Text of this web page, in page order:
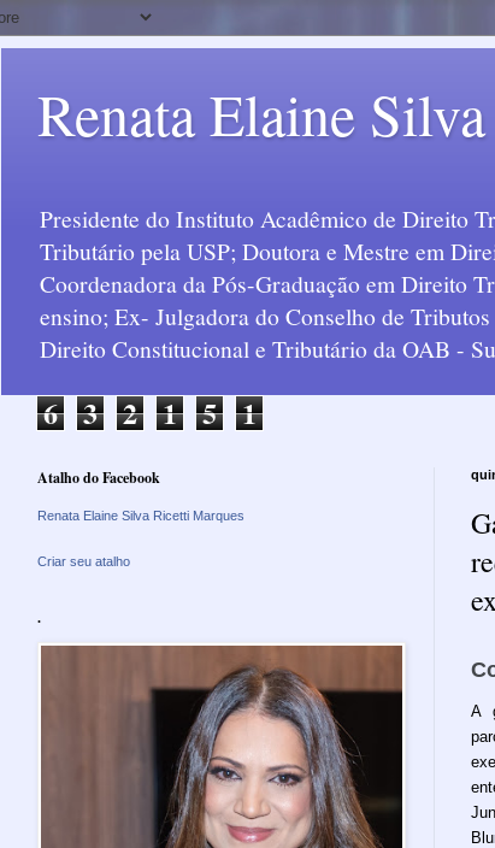
Renata Elaine
Presidente do Instituto Acadêmico de Direito
Tributário pela USP; Doutora e Mestre em
Coordenadora da Pós-Graduação em Direito
ensino; Ex- Julgadora do Conselho de
Direito Constitucional e Tributário da OAB -
6 3 2 1 5 1
A
Atalho do Facebook
Renata Elaine Silva Ricetti Marques
Criar seu atalho
.